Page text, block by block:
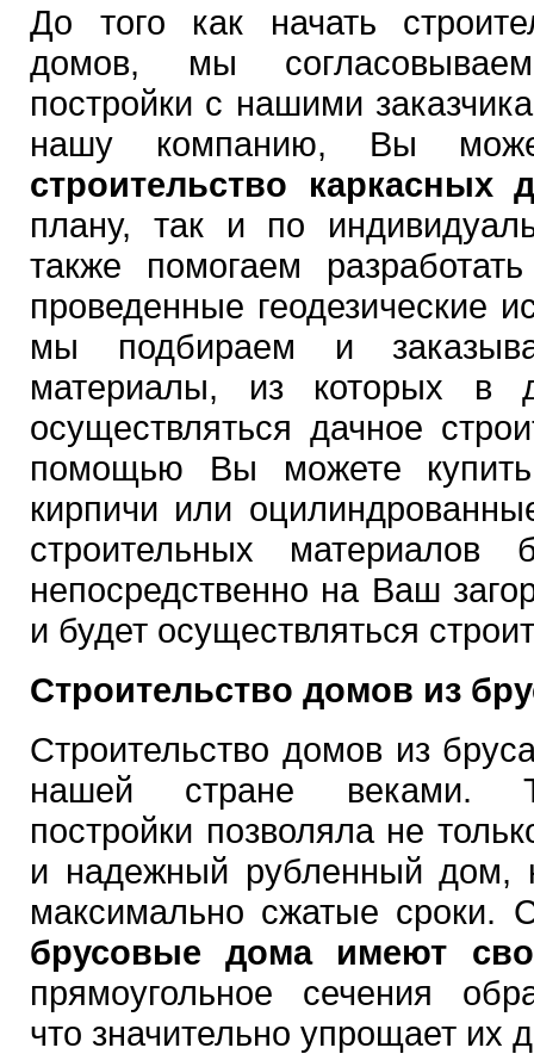
До того как начать
домов, мы
постройки с нашими
нашу компанию, Вы
строительство каркасных
плану, так и по
также помогаем
проведенные геодезические
мы подбираем и
материалы, из которых в
осуществляться дачное
помощью Вы можете
кирпичи или
строительных материалов
непосредственно на Ваш
и будет осуществляться
Строительство домов из
Строительство домов из
нашей стране веками.
постройки позволяла не
и надежный рубленный дом,
максимально сжатые сроки.
брусовые дома имеют
прямоугольное сечения
что значительно упрощает их